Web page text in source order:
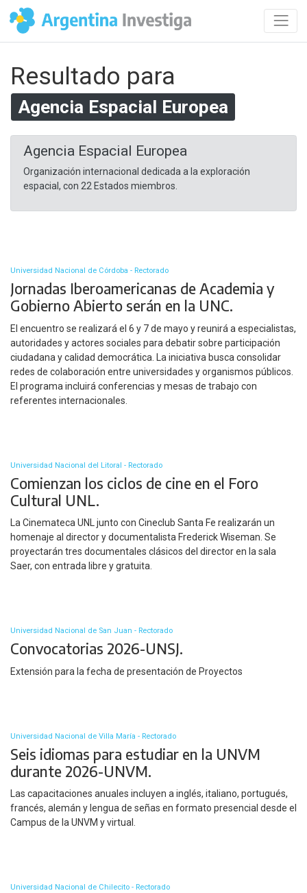
Resultado para
Agencia Espacial Europea
Agencia Espacial Europea
Organización internacional dedicada a la exploración
espacial, con 22 Estados miembros.​
Universidad Nacional de Córdoba - Rectorado
Jornadas Iberoamericanas de Academia y
Gobierno Abierto serán en la UNC.
El encuentro se realizará el 6 y 7 de mayo y reunirá a especialistas,
autoridades y actores sociales para debatir sobre participación
ciudadana y calidad democrática. La iniciativa busca consolidar
redes de colaboración entre universidades y organismos públicos.
El programa incluirá conferencias y mesas de trabajo con
referentes internacionales.
Universidad Nacional del Litoral - Rectorado
Comienzan los ciclos de cine en el Foro
Cultural UNL.
La Cinemateca UNL junto con Cineclub Santa Fe realizarán un
homenaje al director y documentalista Frederick Wiseman. Se
proyectarán tres documentales clásicos del director en la sala
Saer, con entrada libre y gratuita.
Universidad Nacional de San Juan - Rectorado
Convocatorias 2026-UNSJ.
Extensión para la fecha de presentación de Proyectos
Universidad Nacional de Villa María - Rectorado
Seis idiomas para estudiar en la UNVM
durante 2026-UNVM.
Las capacitaciones anuales incluyen a inglés, italiano, portugués,
francés, alemán y lengua de señas en formato presencial desde el
Campus de la UNVM y virtual.
Universidad Nacional de Chilecito - Rectorado